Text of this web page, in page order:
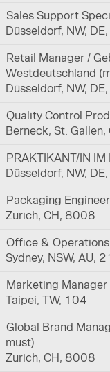
Sales Support
Düsseldorf, NW,
Retail Manager /
Westdeutschland
Düsseldorf, NW,
Quality Control
Berneck, St.
PRAKTIKANT/IN IM
Düsseldorf, NW,
Packaging Engineer
Zurich, CH, 8008
Office &
Sydney, NSW, AU,
Marketing Manager
Taipei, TW, 104
Global Brand
must)
Zurich, CH, 8008